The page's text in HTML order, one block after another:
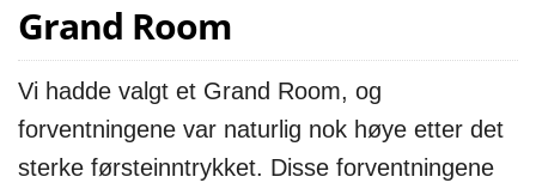
Grand Room
Vi hadde valgt et Grand Room, og
forventningene var naturlig nok høye etter det
sterke førsteinntrykket. Disse forventningene